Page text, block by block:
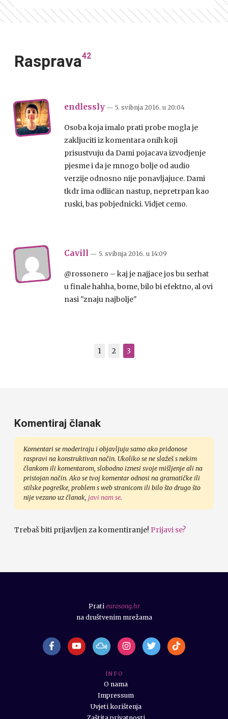
Rasprava42
endlessly — 5. svibnja 2016. u 20:04
Osoba koja imalo prati probe mogla je
zakljuciti iz komentara onih koji
prisustvuju da Dami pojacava izvodjenje
pjesme i da je mnogo bolje od audio
verzije odnosno nije ponavljajuce. Dami
tkdr ima odliican nastup, nepretrpan kao
ruski, bas pobjednicki. Vidjet cemo.
Cavill — 5. svibnja 2016. u 14:09
@rossonero – kaj je najjace jos bu serhat
u finale hahha, bome, bilo bi efektno, al ovi
nasi "znaju najbolje"
1 2 3
Komentiraj članak
Komentari se moderiraju i objavljuju samo ako pridonose
raspravi na konstruktivan način. Ukoliko se ne slažeš s nekim
člankom ili komentarom, slobodno iznesi svoje mišljenje ali na
pristojan način. Ako se tvoj komentar odnosi na gramatičke ili
stilske pogreške, problem s web stranicom ili bilo što drugo što
nije vezano uz članak, javi nam se.
Trebaš biti prijavljen za komentiranje! Prijavi se?
I N F O
O nama
Impressum
Uvjeti korištenja
Prati eurosong.hr
na društvenim mrežama